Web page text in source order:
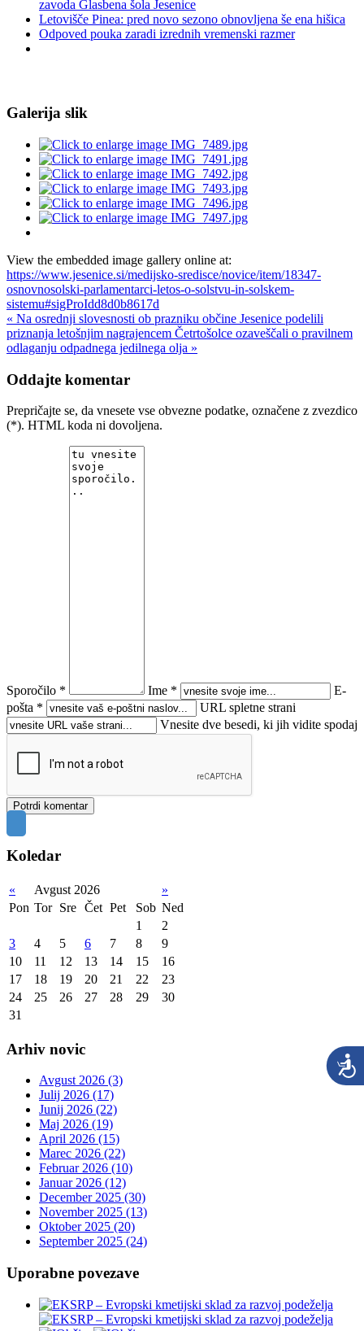
zavoda Glasbena šola Jesenice
Letovišče Pinea: pred novo sezono obnovljena še ena hišica
Odpoved pouka zaradi izrednih vremenski razmer
Galerija slik
View the embedded image gallery online at:
https://www.jesenice.si/medijsko-sredisce/novice/item/18347-
osnovnosolski-parlamentarci-letos-o-solstvu-in-solskem-
sistemu#sigProIdd8d0b8617d
« Na osrednji slovesnosti ob prazniku občine Jesenice podelili
priznanja letošnjim nagrajencem Četrtošolce ozaveščali o pravilnem
odlaganju odpadnega jedilnega olja »
Oddajte komentar
Prepričajte se, da vnesete vse obvezne podatke, označene z zvezdico
(*). HTML koda ni dovoljena.
Sporočilo * Ime *
E-
pošta *
URL spletne strani
Vnesite dve besedi, ki jih vidite spodaj
Koledar
« Avgust 2026
»
Pon Tor Sre Čet Pet Sob Ned
1
2
3
4 5 6 7 8
9
10
11 12 13 14 15
16
17
18 19 20 21 22
23
24
25 26 27 28 29
30
31
Arhiv novic
Avgust 2026 (3)
Julij 2026 (17)
Junij 2026 (22)
Maj 2026 (19)
April 2026 (15)
Marec 2026 (22)
Februar 2026 (10)
Januar 2026 (12)
December 2025 (30)
November 2025 (13)
Oktober 2025 (20)
September 2025 (24)
Uporabne povezave